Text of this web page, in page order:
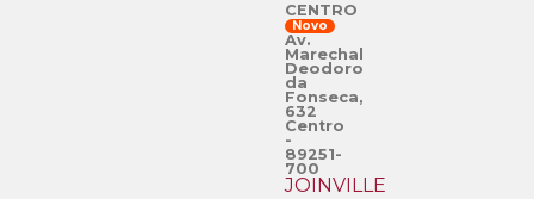
CENTRO
Novo
Av.
Marechal
Deodoro
da
Fonseca,
632
Centro
-
89251-
700
JOINVILLE